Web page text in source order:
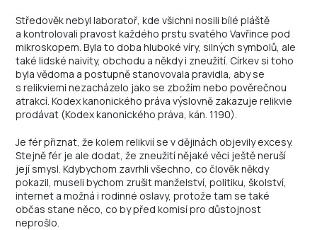
Středověk nebyl laboratoř, kde všichni nosili bílé pláště
a kontrolovali pravost každého prstu svatého Vavřince pod
mikroskopem. Byla to doba hluboké víry, silných symbolů, ale
také lidské naivity, obchodu a někdy i zneužití. Církev si toho
byla vědoma a postupně stanovovala pravidla, aby se
s relikviemi nezacházelo jako se zbožím nebo pověrečnou
atrakcí. Kodex kanonického práva výslovně zakazuje relikvie
prodávat (Kodex kanonického práva, kán. 1190).
Je fér přiznat, že kolem relikvií se v dějinách objevily excesy.
Stejně fér je ale dodat, že zneužití nějaké věci ještě neruší
její smysl. Kdybychom zavrhli všechno, co člověk někdy
pokazil, museli bychom zrušit manželství, politiku, školství,
internet a možná i rodinné oslavy, protože tam se také
občas stane něco, co by před komisí pro důstojnost
neprošlo.